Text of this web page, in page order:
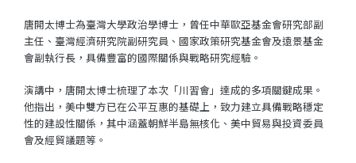
唐開太博士為臺灣大學政治學博士，曾任中華歐亞基金會研究部副
主任、臺灣經濟研究院副研究員、國家政策研究基金會及遠景基金
會副執行長，具備豐富的國際關係與戰略研究經驗。
演講中，唐開太博士梳理了本次「川習會」達成的多項關鍵成果。
他指出，美中雙方已在公平互惠的基礎上，致力建立具備戰略穩定
性的建設性關係，其中涵蓋朝鮮半島無核化、美中貿易與投資委員
會及經貿議題等。